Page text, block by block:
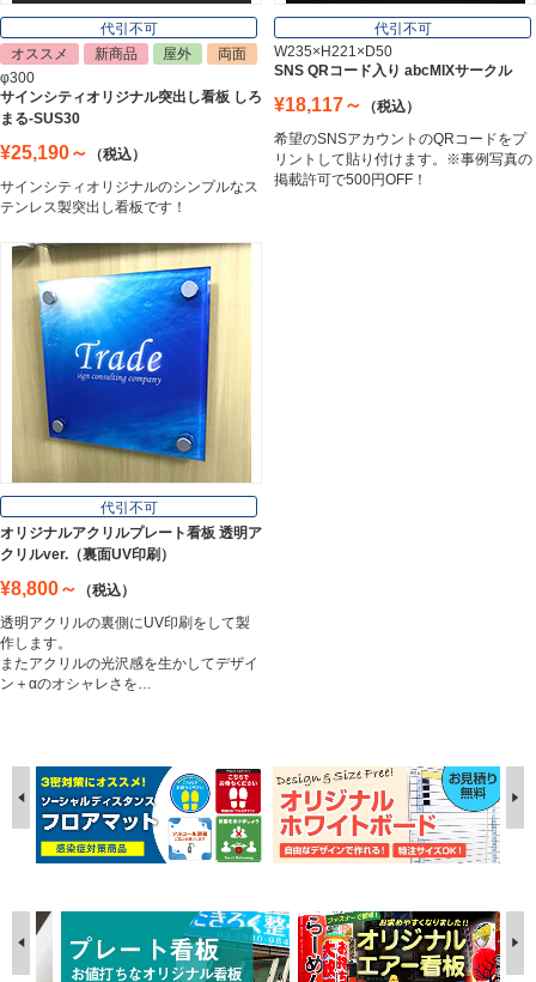
代引不可
オススメ
新商品 屋外
両面
φ300
サインシティオリジナル突出し看板 しろ
まる-SUS30
¥25,190～
（税込）
サインシティオリジナルのシンプルなス
テンレス製突出し看板です！
代引不可
W235×H221×D50
SNS QRコード入り abcMIXサークル
¥18,117～
（税込）
希望のSNSアカウントのQRコードをプ
リントして貼り付けます。※事例写真の
掲載許可で500円OFF！
代引不可
オリジナルアクリルプレート看板 透明ア
クリルver.（裏面UV印刷）
¥8,800～
（税込）
透明アクリルの裏側にUV印刷をして製
作します。
またアクリルの光沢感を生かしてデザイ
ン＋αのオシャレさを…